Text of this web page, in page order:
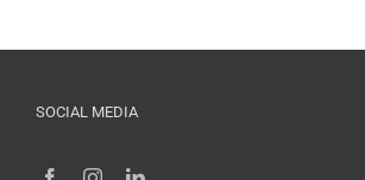
SOCIAL MEDIA